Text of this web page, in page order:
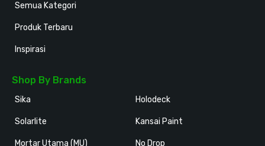
Semua Kategori
Produk Terbaru
Inspirasi
Shop By Brands
Sika
Solarlite
Mortar Utama (MU)
Holodeck
Kansai Paint
No Drop